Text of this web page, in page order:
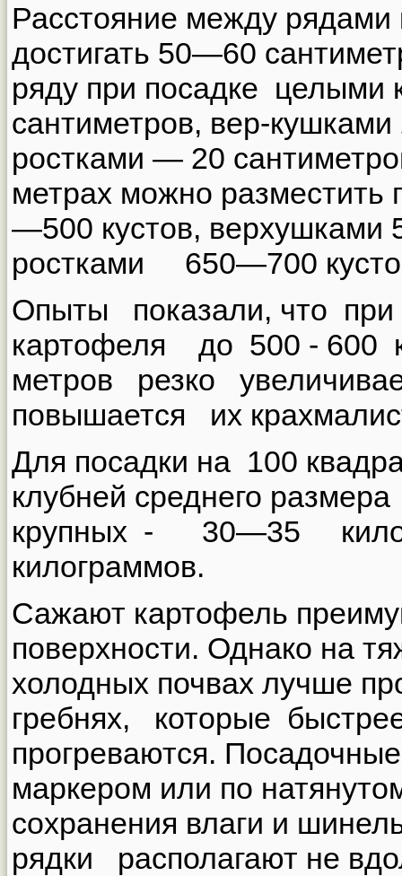
Расстояние между
достигать 50—60
ряду при посадке
сантиметров, вер-
ростками — 20
метрах можно
—500 кустов, верхушками
ростками 650—700
Опыты показали, что
картофеля до 500 - 600
метров резко
повышается их
Для посадки на 100
клубней среднего
крупных - 30—35
килограммов.
Сажают картофель
поверхности. Однако на
холодных почвах лучше
гребнях, которые
прогреваются.
маркером или по
сохранения влаги и
рядки располагают не